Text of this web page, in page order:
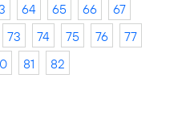
64 65 66
67
73 74 75 76
77
81 82